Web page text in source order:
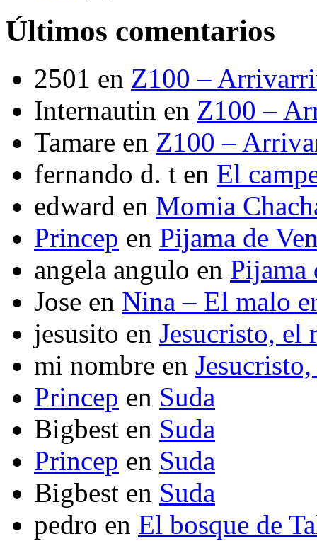
Últimos comentarios
2501 en Z100 –
Internautin en Z100 –
Tamare en Z100 –
fernando d. t en El
edward en Momia
Princep en Pijama de
angela angulo en Pijama
Jose en Nina – El malo
jesusito en Jesucristo, el
mi nombre en
Princep en Suda
Bigbest en Suda
Princep en Suda
Bigbest en Suda
pedro en El bosque de